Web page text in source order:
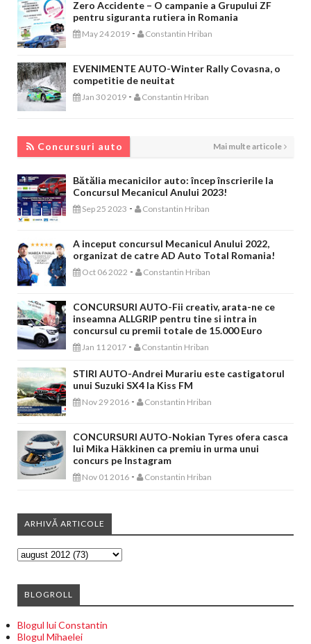
Zero Accidente – O campanie a Grupului ZF
pentru siguranta rutiera in Romania
May 24 2019 - Constantin Hriban
EVENIMENTE AUTO-Winter Rally Covasna, o
competitie de neuitat
Jan 30 2019 - Constantin Hriban
Concursuri auto Mai multe articole
Bătălia mecanicilor auto: încep înscrierile la
Concursul Mecanicul Anului 2023!
Sep 25 2023 - Constantin Hriban
A inceput concursul Mecanicul Anului 2022,
organizat de catre AD Auto Total Romania!
Oct 06 2022 - Constantin Hriban
CONCURSURI AUTO-Fii creativ, arata-ne ce
inseamna ALLGRIP pentru tine si intra in
concursul cu premii totale de 15.000 Euro
Jan 11 2017 - Constantin Hriban
STIRI AUTO-Andrei Murariu este castigatorul
unui Suzuki SX4 la Kiss FM
Nov 29 2016 - Constantin Hriban
CONCURSURI AUTO-Nokian Tyres ofera casca
lui Mika Häkkinen ca premiu in urma unui
concurs pe Instagram
Nov 01 2016 - Constantin Hriban
ARHIVĂ ARTICOLE
BLOGROLL
Blogul lui Constantin
Blogul Mihaelei